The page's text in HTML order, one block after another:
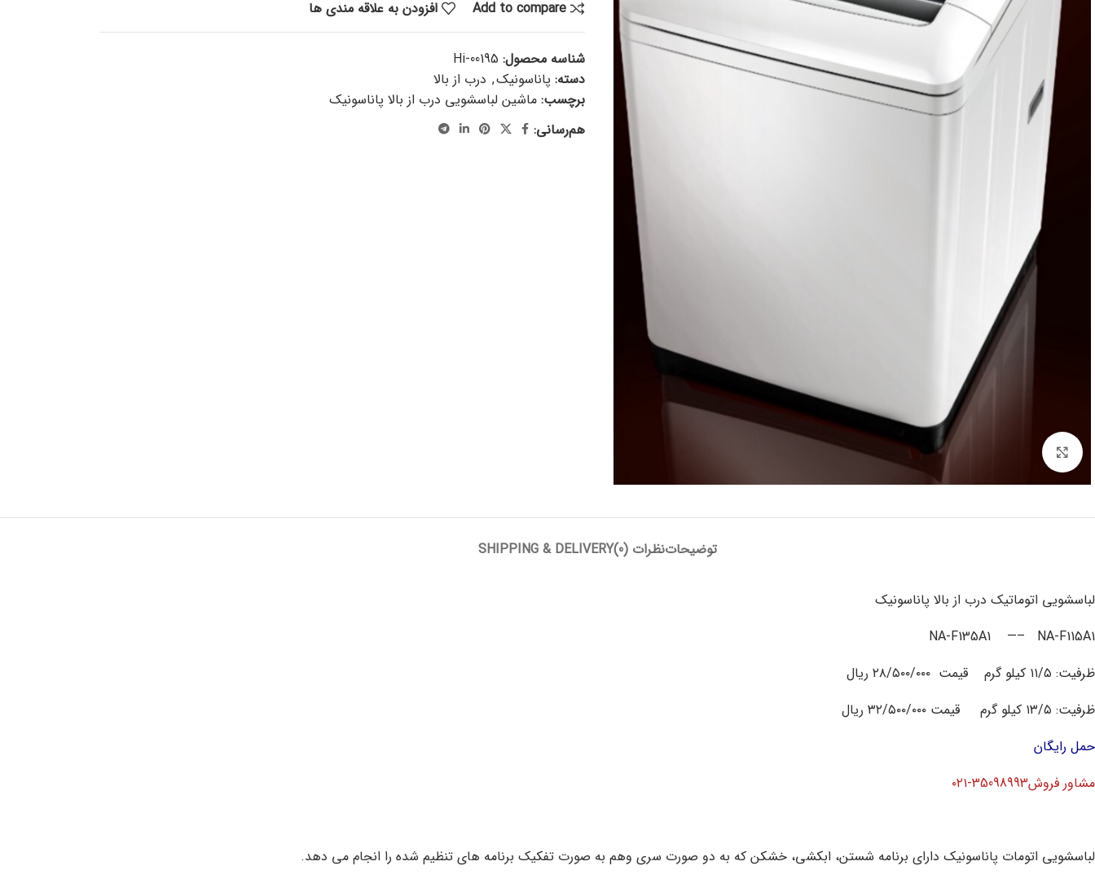
برای بزرگنمایی کلیک کنید
Add to compare
افزودن به علاقه مندی ها
شناسه محصول: Hi-00195
دسته: پاناسونیک, درب از بالا
برچسب: ماشين لباسشويي درب از بالا پاناسونيك
هم‌رسانی:
توضیحاتنظرات (0) SHIPPING & DELIVERY
لباسشویی اتوماتیک درب از بالا پاناسونیک
NA-F135A1 —– NA-F115A1
ظرفیت: ۱۱/۵ کیلو گرم قیمت ۲۸/۵۰۰/۰۰۰ ریال
ظرفیت: ۱۳/۵ کیلو گرم قیمت ۳۲/۵۰۰/۰۰۰ ریال
حمل رایگان
مشاور فروش35098993-۰۲۱
لباسشویی اتومات پاناسونیک دارای برنامه شستن، ابکشی، خشکن که به دو صورت سری وهم به صورت تفکیک برنامه های تنظیم شده را انجام می دهد.